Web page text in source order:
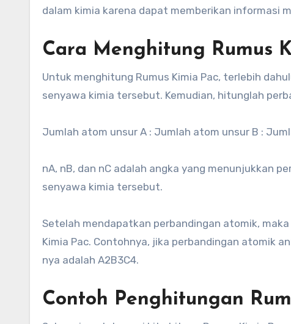
dalam kimia karena dapat memberikan informasi
Cara Menghitung Rumus
Untuk menghitung Rumus Kimia Pac, terlebih
senyawa kimia tersebut. Kemudian, hitunglah
Jumlah atom unsur A : Jumlah atom unsur B :
nA, nB, dan nC adalah angka yang menunjukkan
senyawa kimia tersebut.
Setelah mendapatkan perbandingan atomik,
Kimia Pac. Contohnya, jika perbandingan atomik
nya adalah A2B3C4.
Contoh Penghitungan